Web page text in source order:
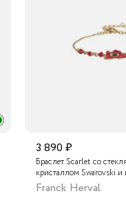
3 890 ₽
Браслет Scarlet со
кристаллом Swarovski
Franck Herval